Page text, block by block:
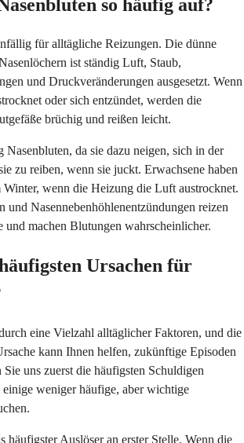
so häufig auf?
für alltägliche Reizungen. Die dünne
ist ständig Luft, Staub,
und Druckveränderungen ausgesetzt. Wenn
oder sich entzündet, werden die
brüchig und reißen leicht.
da sie dazu neigen, sich in der
zu reiben, wenn sie juckt. Erwachsene haben
Winter, wenn die Heizung die Luft austrocknet.
und Nasennebenhöhlenentzündungen reizen
und machen Blutungen wahrscheinlicher.
Ursachen für
eine Vielzahl alltäglicher Faktoren, und die
kann Ihnen helfen, zukünftige Episoden
uns zuerst die häufigsten Schuldigen
weniger häufige, aber wichtige
häufigster Auslöser an erster Stelle. Wenn die